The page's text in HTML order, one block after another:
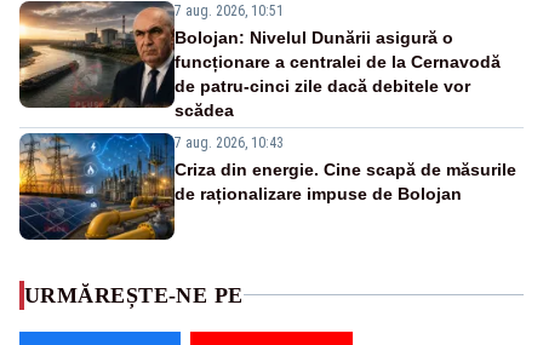
7 aug. 2026, 10:51
Bolojan: Nivelul Dunării asigură o
funcționare a centralei de la Cernavodă
de patru-cinci zile dacă debitele vor
scădea
7 aug. 2026, 10:43
Criza din energie. Cine scapă de măsurile
de raționalizare impuse de Bolojan
URMĂREȘTE-NE PE